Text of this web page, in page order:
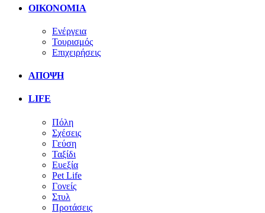
ΟΙΚΟΝΟΜΙΑ
Ενέργεια
Τουρισμός
Επιχειρήσεις
ΑΠΟΨΗ
LIFE
Πόλη
Σχέσεις
Γεύση
Ταξίδι
Ευεξία
Pet Life
Γονείς
Στυλ
Προτάσεις